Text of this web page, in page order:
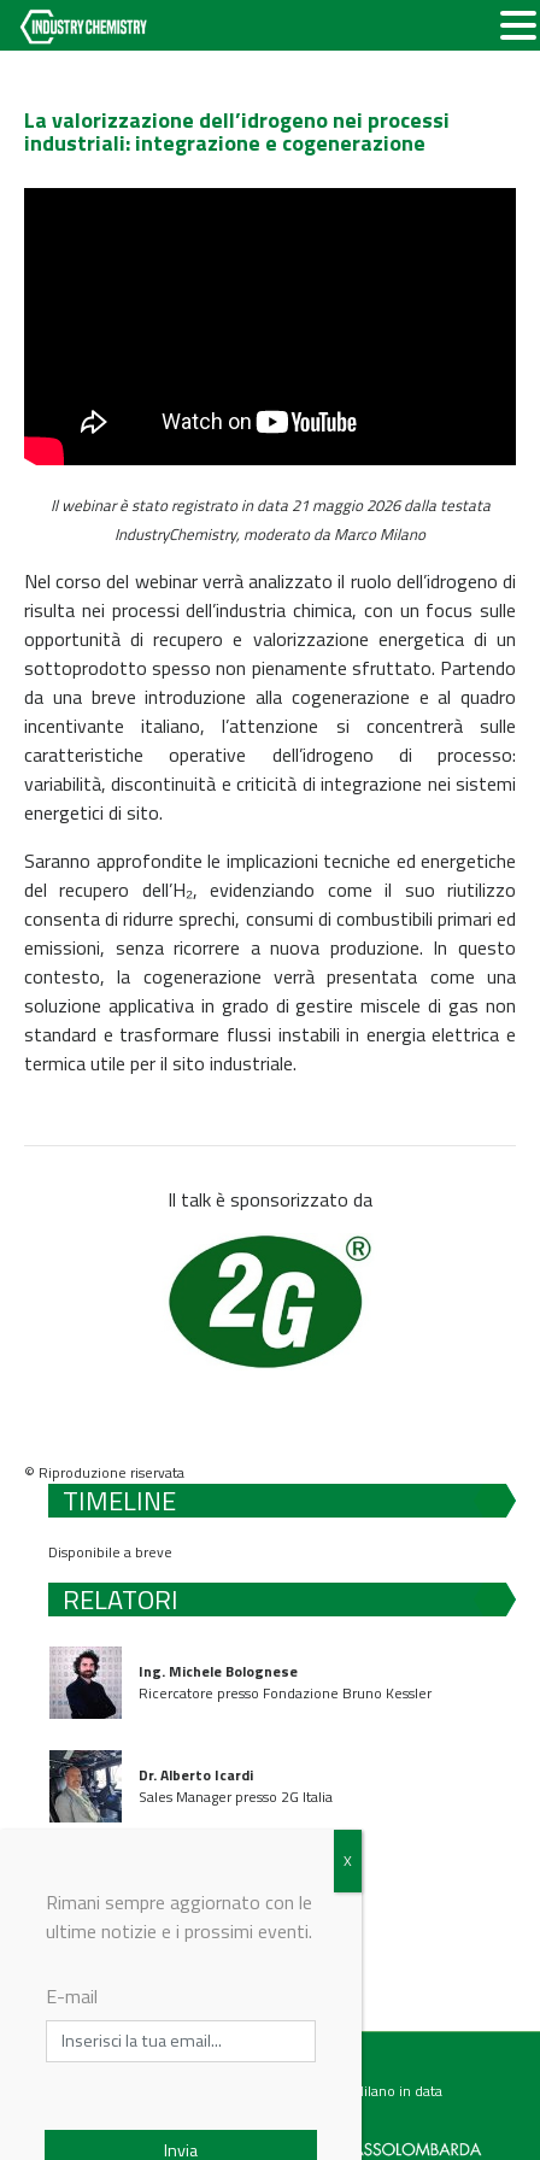
La valorizzazione dell’idrogeno nei processi
industriali: integrazione e cogenerazione
Il webinar è stato registrato in data 21 maggio 2026 dalla testata
IndustryChemistry, moderato da Marco Milano
Nel corso del webinar verrà analizzato il ruolo dell’idrogeno di
risulta nei processi dell’industria chimica, con un focus sulle
opportunità di recupero e valorizzazione energetica di un
sottoprodotto spesso non pienamente sfruttato. Partendo
da una breve introduzione alla cogenerazione e al quadro
incentivante italiano, l’attenzione si concentrerà sulle
caratteristiche operative dell’idrogeno di processo:
variabilità, discontinuità e criticità di integrazione nei sistemi
energetici di sito.
Saranno approfondite le implicazioni tecniche ed energetiche
del recupero dell’H₂, evidenziando come il suo riutilizzo
consenta di ridurre sprechi, consumi di combustibili primari ed
emissioni, senza ricorrere a nuova produzione. In questo
contesto, la cogenerazione verrà presentata come una
soluzione applicativa in grado di gestire miscele di gas non
standard e trasformare flussi instabili in energia elettrica e
termica utile per il sito industriale.
Il talk è sponsorizzato da
© Riproduzione riservata
TIMELINE
Disponibile a breve
RELATORI
Ing. Michele Bolognese
Ricercatore presso Fondazione Bruno Kessler
Dr. Alberto Icardi
Sales Manager presso 2G Italia
Testata giornalistica registrata presso il Tribunale di Milano in data
Rimani sempre aggiornato con le
ultime notizie e i prossimi eventi.
E-mail